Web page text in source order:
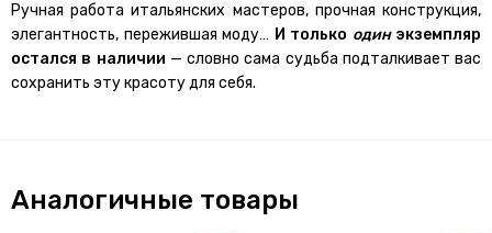
Ручная работа итальянских мастеров, прочная конструкция,
элегантность, пережившая моду… И только одинэкземпляр
остался в наличии — словно сама судьба подталкивает вас
сохранить эту красоту для себя.
Аналогичные товары